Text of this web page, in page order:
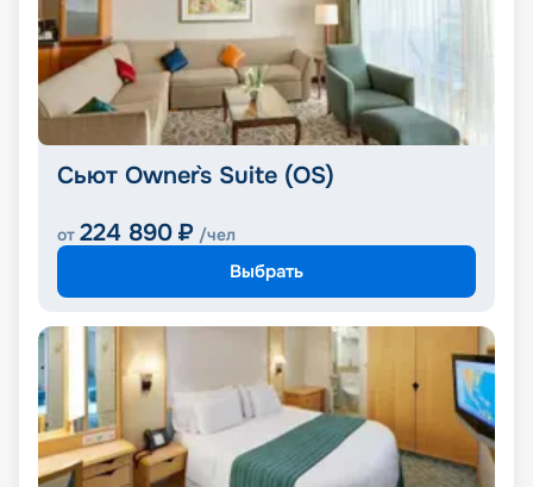
Сьют Owner`s Suite (OS)
от 224 890 ₽ /чел
Выбрать